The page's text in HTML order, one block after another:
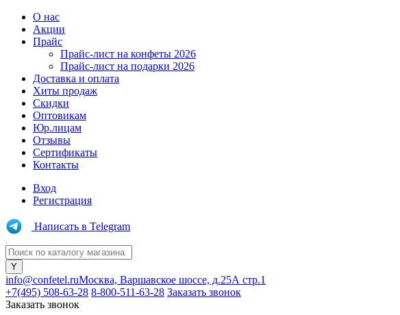
О нас
Акции
Прайс
Прайс-лист на конфеты 2026
Прайс-лист на подарки 2026
Доставка и оплата
Хиты продаж
Скидки
Оптовикам
Юр.лицам
Отзывы
Сертификаты
Контакты
Вход
Регистрация
Написать в Telegram
info@confetel.ruМосква, Варшавское шоссе, д.25А стр.1
+7(495) 508-63-28 8-800-511-63-28 Заказать звонок
Заказать звонок